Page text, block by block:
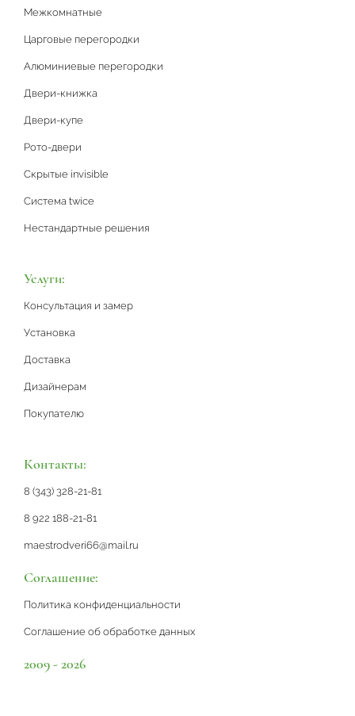
Межкомнатные
Царговые перегородки
Алюминиевые перегородки
Двери-книжка
Двери-купе
Рото-двери
Скрытые invisible
Система twice
Нестандартные решения
Услуги:
Консультация и замер
Установка
Доставка
Дизайнерам
Покупателю
Контакты:
8 (343) 328-21-81
8 922 188-21-81
maestrodveri66@mail.ru
Соглашение:
Политика конфиденциальности
Соглашение об обработке данных
2009 - 2026